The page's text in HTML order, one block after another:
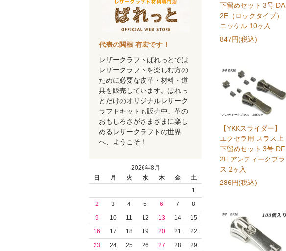
下留めセット 3号 DA
2E（ロックタイプ）
ニッケル 10ヶ入
847円(税込)
【YKKスライダー】
エクセラ用 スラス上
下留めセット 3号 DF
2E アンティークブラ
ス 2ヶ入
286円(税込)
代表の関根 有宏です！
レザークラフトぱれっとでは
レザークラフトを楽しむ方の
ために必要な皮革・材料・道
具を販売しています。ぱれっ
とだけのオリジナルレザーク
ラフトキットも販売中。革の
おもしろさがさまざまに楽し
めるレザークラフトの世界
へ、ようこそ！
2026年8月
日
月 火 水 木 金
土
1
2
3 4 5 6 7
8
9
10 11 12 13 14
15
16
17 18 19 20 21
22
23
24 25 26 27 28
29